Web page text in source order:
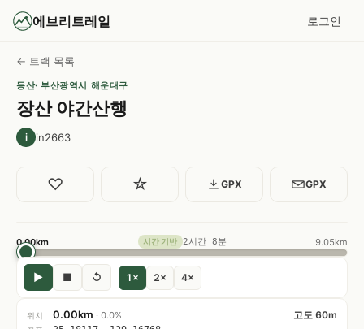
에브리트레일 로그인
← 트랙 목록
등산· 부산광역시 해운대구
장산 야간산행
i in2663
♡ ☆ GPX GPX
0.00km 시간 기반 2시간 8분 9.05km
▶ ■ ↺ 1× 2× 4×
위치 0.00km · 0.0% 고도 60m